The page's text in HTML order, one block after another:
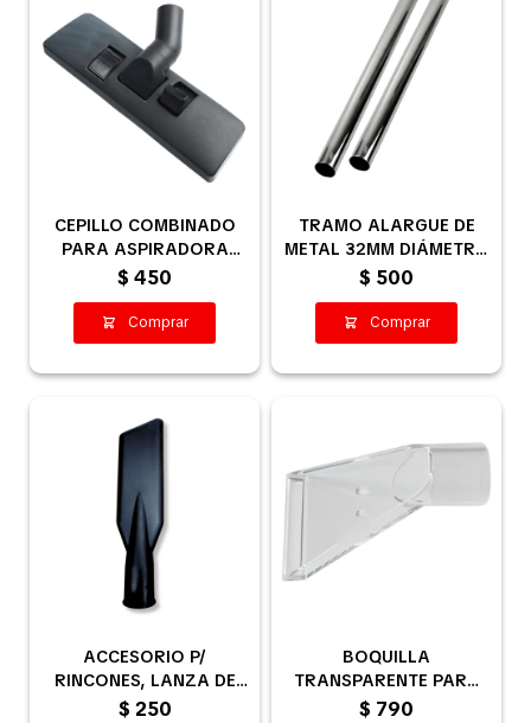
CEPILLO COMBINADO
PARA ASPIRADORA
35MM
$ 450
TRAMO ALARGUE DE
METAL 32MM DIÁMETRO
INTERIOR
$ 500
ACCESORIO P/
RINCONES, LANZA DE
35MM COMPATIBLE
$ 250
BOQUILLA
TRANSPARENTE PARA
EXTRACCIÓN / LIMPIEZA
$ 790